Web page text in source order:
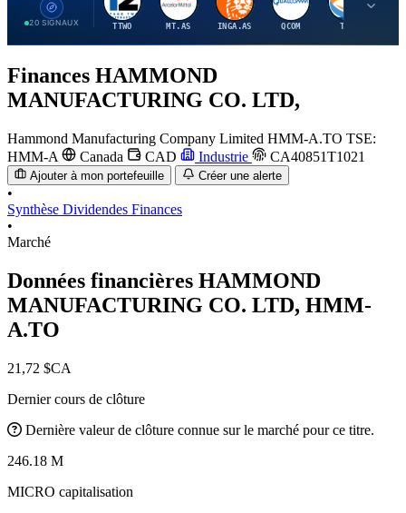
20 SIGNAUX TTWO MT.AS INGA.AS QCOM TTE
Finances HAMMOND
MANUFACTURING CO. LTD,
Hammond Manufacturing Company Limited HMM-A.TO TSE:
HMM-A
Canada CAD Industrie CA40851T1021
Ajouter à mon portefeuille Créer une alerte
•
Synthèse Dividendes Finances
•
Marché
Données financières HAMMOND
MANUFACTURING CO. LTD, HMM-
A.TO
21,72 $CA
Dernier cours de clôture
Dernière valeur de clôture connue sur le marché pour ce titre.
246.18 M
MICRO capitalisation